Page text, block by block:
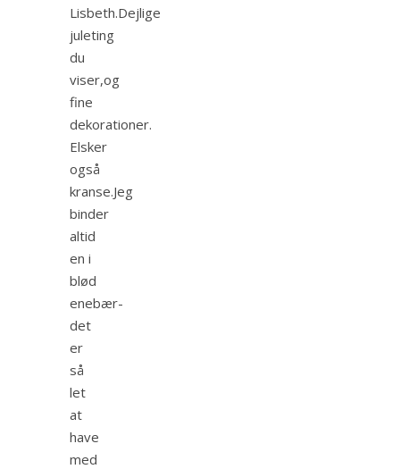
Lisbeth.Dejlige
juleting
du
viser,og
fine
dekorationer.
Elsker
også
kranse.Jeg
binder
altid
en i
blød
enebær-
det
er
så
let
at
have
med